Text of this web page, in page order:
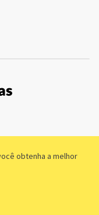
obtenha a melhor
0001-89 - Rua Dr.
SP - Brasil